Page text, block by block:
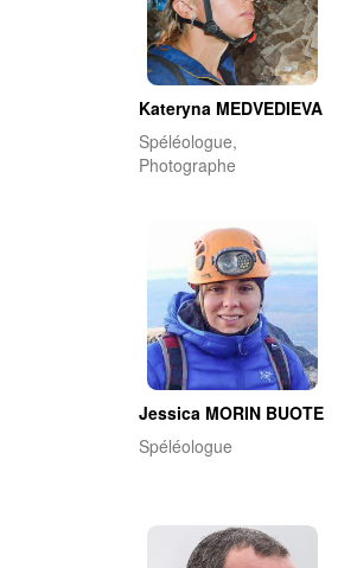
Kateryna MEDVEDIEVA
Spéléologue,
Photographe
Jessica MORIN BUOTE
Spéléologue